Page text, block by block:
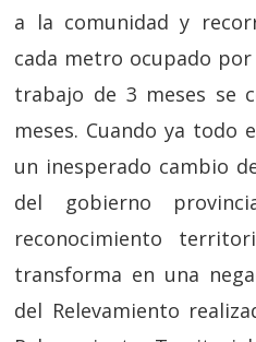
a la comunidad y
cada metro ocupado
trabajo de 3 meses se
meses. Cuando ya todo
un inesperado cambio
del gobierno
reconocimiento
transforma en una
del Relevamiento